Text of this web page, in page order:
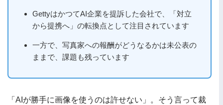
GettyはかつてAI企業を提訴した会社で、「対立
から提携へ」の転換点として注目されています
一方で、写真家への報酬がどうなるかは未公表の
ままで、課題も残っています
「AIが勝手に画像を使うのは許せない」。そう言って裁